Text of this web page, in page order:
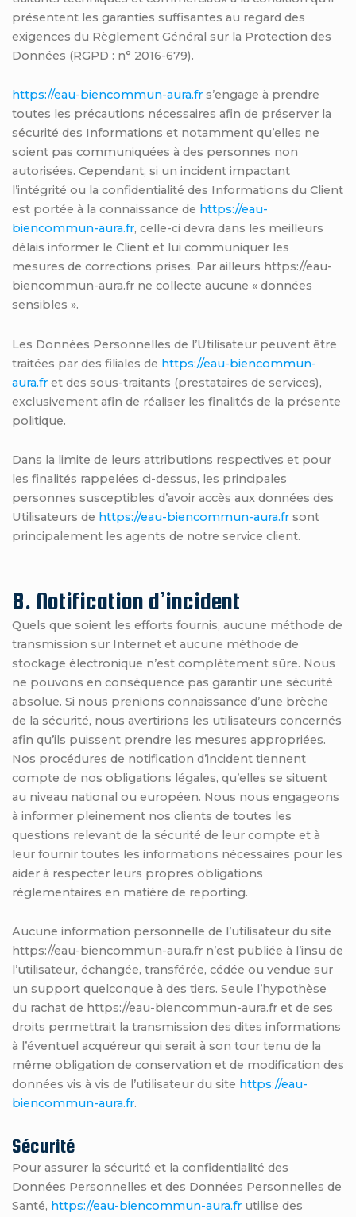
présentent les garanties suffisantes au regard des
exigences du Règlement Général sur la Protection des
Données (RGPD : n° 2016-679).
https://eau-biencommun-aura.fr s’engage à prendre
toutes les précautions nécessaires afin de préserver la
sécurité des Informations et notamment qu’elles ne
soient pas communiquées à des personnes non
autorisées. Cependant, si un incident impactant
l’intégrité ou la confidentialité des Informations du Client
est portée à la connaissance de https://eau-
biencommun-aura.fr, celle-ci devra dans les meilleurs
délais informer le Client et lui communiquer les
mesures de corrections prises. Par ailleurs https://eau-
biencommun-aura.fr ne collecte aucune « données
sensibles ».
Les Données Personnelles de l’Utilisateur peuvent être
traitées par des filiales de https://eau-biencommun-
aura.fr et des sous-traitants (prestataires de services),
exclusivement afin de réaliser les finalités de la présente
politique.
Dans la limite de leurs attributions respectives et pour
les finalités rappelées ci-dessus, les principales
personnes susceptibles d’avoir accès aux données des
Utilisateurs de https://eau-biencommun-aura.fr sont
principalement les agents de notre service client.
8. Notification d’incident
Quels que soient les efforts fournis, aucune méthode de
transmission sur Internet et aucune méthode de
stockage électronique n’est complètement sûre. Nous
ne pouvons en conséquence pas garantir une sécurité
absolue. Si nous prenions connaissance d’une brèche
de la sécurité, nous avertirions les utilisateurs concernés
afin qu’ils puissent prendre les mesures appropriées.
Nos procédures de notification d’incident tiennent
compte de nos obligations légales, qu’elles se situent
au niveau national ou européen. Nous nous engageons
à informer pleinement nos clients de toutes les
questions relevant de la sécurité de leur compte et à
leur fournir toutes les informations nécessaires pour les
aider à respecter leurs propres obligations
réglementaires en matière de reporting.
Aucune information personnelle de l’utilisateur du site
https://eau-biencommun-aura.fr n’est publiée à l’insu de
l’utilisateur, échangée, transférée, cédée ou vendue sur
un support quelconque à des tiers. Seule l’hypothèse
du rachat de https://eau-biencommun-aura.fr et de ses
droits permettrait la transmission des dites informations
à l’éventuel acquéreur qui serait à son tour tenu de la
même obligation de conservation et de modification des
données vis à vis de l’utilisateur du site https://eau-
biencommun-aura.fr.
Sécurité
Pour assurer la sécurité et la confidentialité des
Données Personnelles et des Données Personnelles de
Santé, https://eau-biencommun-aura.fr utilise des